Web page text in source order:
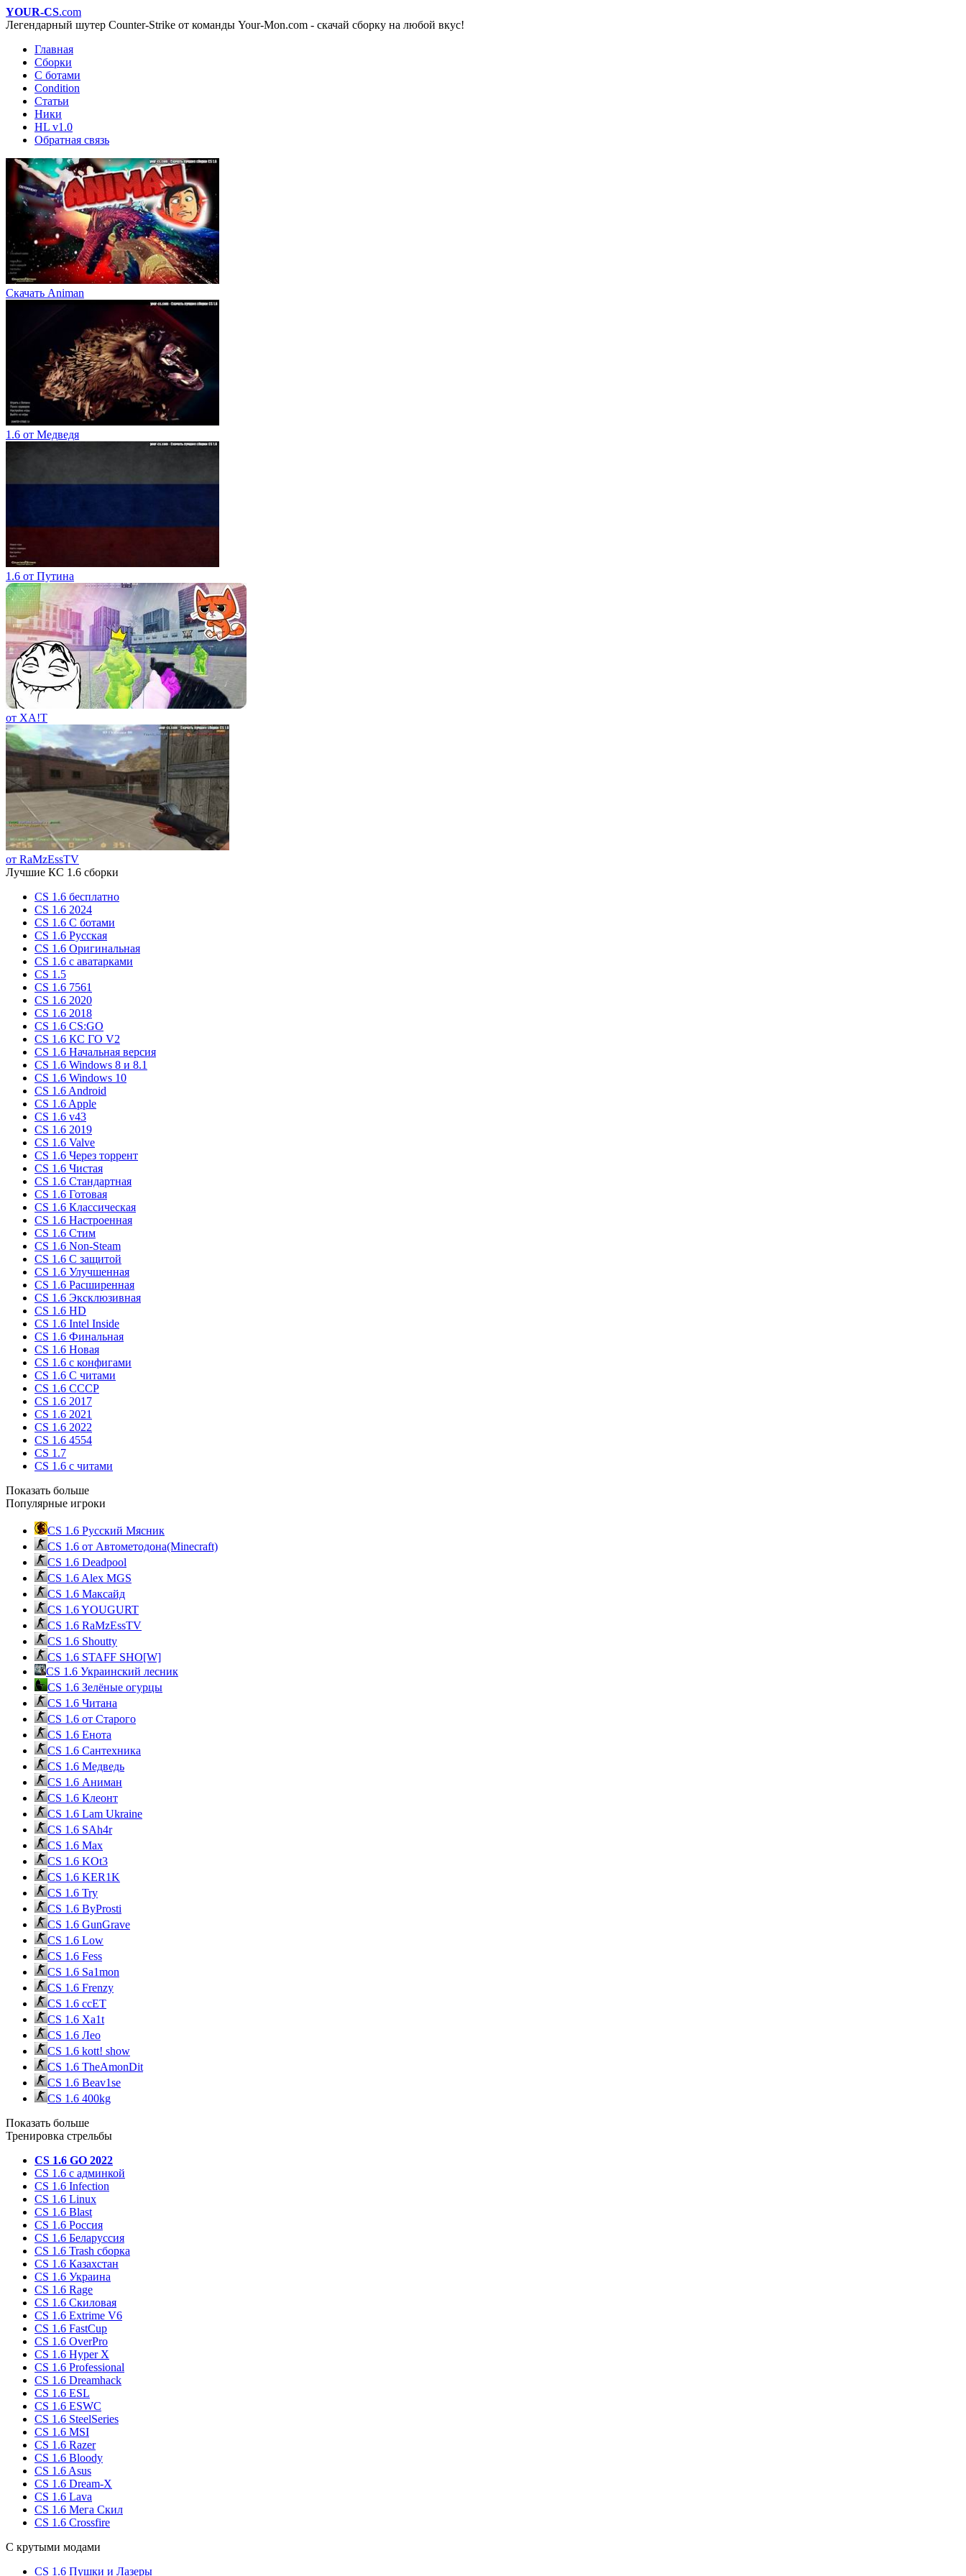
YOUR-CS.com
Легендарный шутер Counter-Strike от команды Your-Mon.com - скачай сборку на любой вкус!
Главная
Сборки
С ботами
Condition
Статьи
Ники
HL v1.0
Обратная связь
Скачать Animan
1.6 от Медведя
1.6 от Путина
от XA!T
от RaMzEssTV
Лучшие КС 1.6 сборки
CS 1.6 бесплатно
CS 1.6 2024
CS 1.6 С ботами
CS 1.6 Русская
CS 1.6 Оригинальная
CS 1.6 c аватарками
CS 1.5
CS 1.6 7561
CS 1.6 2020
CS 1.6 2018
CS 1.6 CS:GO
CS 1.6 КС ГО V2
CS 1.6 Начальная версия
CS 1.6 Windows 8 и 8.1
CS 1.6 Windows 10
CS 1.6 Android
CS 1.6 Apple
CS 1.6 v43
CS 1.6 2019
CS 1.6 Valve
CS 1.6 Через торрент
CS 1.6 Чистая
CS 1.6 Стандартная
CS 1.6 Готовая
CS 1.6 Классическая
CS 1.6 Настроенная
CS 1.6 Стим
CS 1.6 Non-Steam
CS 1.6 C защитой
CS 1.6 Улучшенная
CS 1.6 Расширенная
CS 1.6 Эксклюзивная
CS 1.6 HD
CS 1.6 Intel Inside
CS 1.6 Финальная
CS 1.6 Новая
CS 1.6 с конфигами
CS 1.6 С читами
CS 1.6 CCCP
CS 1.6 2017
CS 1.6 2021
CS 1.6 2022
CS 1.6 4554
CS 1.7
CS 1.6 с читами
Показать больше
Популярные игроки
CS 1.6 Русский Мясник
CS 1.6 от Автометодона(Minecraft)
CS 1.6 Deadpool
CS 1.6 Alex MGS
CS 1.6 Максайд
CS 1.6 YOUGURT
CS 1.6 RaMzEssTV
CS 1.6 Shoutty
CS 1.6 STAFF SHO[W]
CS 1.6 Украинский лесник
CS 1.6 Зелёные огурцы
CS 1.6 Читана
CS 1.6 от Cтарого
CS 1.6 Енота
CS 1.6 Сантехника
CS 1.6 Медведь
CS 1.6 Аниман
CS 1.6 Клеонт
CS 1.6 Lam Ukraine
CS 1.6 SAh4r
CS 1.6 Max
CS 1.6 KOt3
CS 1.6 KER1K
CS 1.6 Try
CS 1.6 ByProsti
CS 1.6 GunGrave
CS 1.6 Low
CS 1.6 Fess
CS 1.6 Sa1mon
CS 1.6 Frenzy
CS 1.6 ccET
CS 1.6 Xa1t
CS 1.6 Лео
CS 1.6 kott! show
CS 1.6 TheAmonDit
CS 1.6 Beav1se
CS 1.6 400kg
Показать больше
Тренировка стрельбы
CS 1.6 GO 2022
CS 1.6 с админкой
CS 1.6 Infection
CS 1.6 Linux
CS 1.6 Blast
CS 1.6 Россия
CS 1.6 Беларуссия
CS 1.6 Trash сборка
CS 1.6 Казахстан
CS 1.6 Украина
CS 1.6 Rage
CS 1.6 Скиловая
CS 1.6 Extrime V6
CS 1.6 FastCup
CS 1.6 OverPro
CS 1.6 Hyper X
CS 1.6 Professional
CS 1.6 Dreamhack
CS 1.6 ESL
CS 1.6 ESWC
CS 1.6 SteelSeries
CS 1.6 MSI
CS 1.6 Razer
CS 1.6 Bloody
CS 1.6 Asus
CS 1.6 Dream-X
CS 1.6 Lava
CS 1.6 Мега Скил
CS 1.6 Crossfire
С крутыми модами
CS 1.6 Пушки и Лазеры